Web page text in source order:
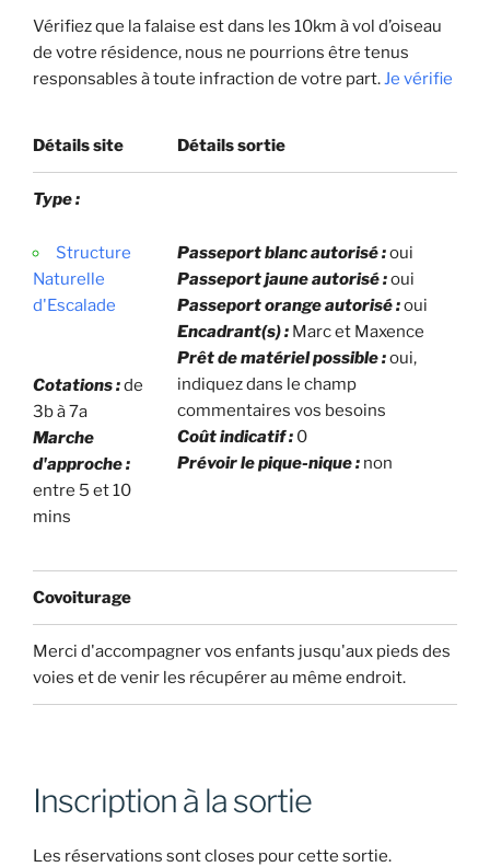
Vérifiez que la falaise est dans les 10km à vol d’oiseau
de votre résidence, nous ne pourrions être tenus
responsables à toute infraction de votre part.Je vérifie
Détails site Détails sortie
Type :
Structure
Naturelle
d'Escalade
Cotations :de
3b à 7a
Marche
d'approche :
entre 5 et 10
mins
Passeport blanc autorisé :oui
Passeport jaune autorisé :oui
Passeport orange autorisé :oui
Encadrant(s) : Marc et Maxence
Prêt de matériel possible :oui,
indiquez dans le champ
commentaires vos besoins
Coût indicatif : 0
Prévoir le pique-nique : non
Covoiturage
Merci d'accompagner vos enfants jusqu'aux pieds des
voies et de venir les récupérer au même endroit.
Inscription à la sortie
Les réservations sont closes pour cette sortie.